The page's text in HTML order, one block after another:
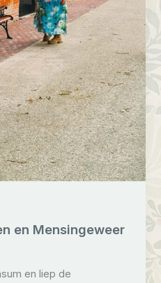
en Mensingeweer
en liep de